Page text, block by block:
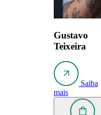
Gustavo
Teixeira
Saiba
mais